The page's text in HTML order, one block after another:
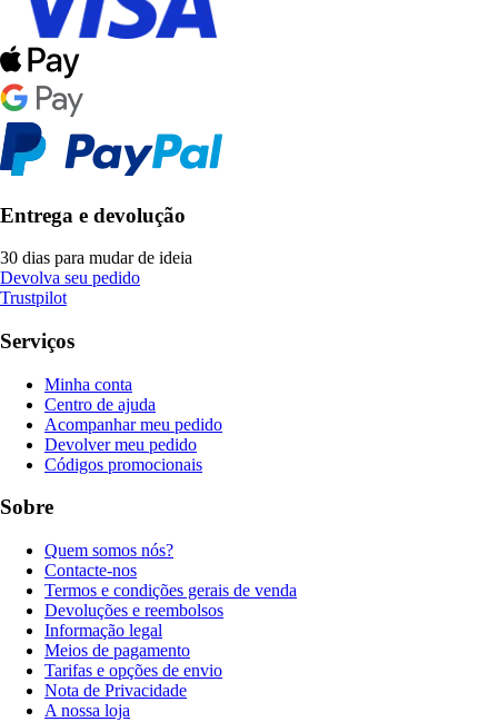
Entrega e devolução
30 dias para mudar de ideia
Devolva seu pedido
Trustpilot
Serviços
Minha conta
Centro de ajuda
Acompanhar meu pedido
Devolver meu pedido
Códigos promocionais
Sobre
Quem somos nós?
Contacte-nos
Termos e condições gerais de venda
Devoluções e reembolsos
Informação legal
Meios de pagamento
Tarifas e opções de envio
Nota de Privacidade
A nossa loja